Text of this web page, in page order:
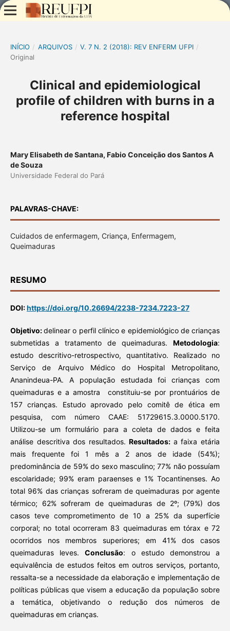
INÍCIO / ARQUIVOS / V. 7 N. 2 (2018): REV ENFERM UFPI /
Original
Clinical and epidemiological
profile of children with burns in a
reference hospital
Mary Elisabeth de Santana, Fabio Conceição dos Santos A
de Souza
Universidade Federal do Pará
PALAVRAS-CHAVE:
Cuidados de enfermagem, Criança, Enfermagem,
Queimaduras
RESUMO
DOI:https://doi.org/10.26694/2238-7234.7223-27
Objetivo:delinear o perfil clínico e epidemiológico de crianças
submetidas a tratamento de queimaduras.Metodologia:
estudo descritivo-retrospectivo, quantitativo. Realizado no
Serviço de Arquivo Médico do Hospital Metropolitano,
Ananindeua-PA. A população estudada foi crianças com
queimaduras e a amostra constituiu-se por prontuários de
157 crianças. Estudo aprovado pelo comitê de ética em
pesquisa, com número CAAE: 51729615.3.0000.5170.
Utilizou-se um formulário para a coleta de dados e feita
análise descritiva dos resultados.Resultados: a faixa etária
mais frequente foi 1 mês a 2 anos de idade (54%);
predominância de 59% do sexo masculino; 77% não possuíam
escolaridade; 99% eram paraenses e 1% Tocantinenses. Ao
total 96% das crianças sofreram de queimaduras por agente
térmico; 62% sofreram de queimaduras de 2º; (79%) dos
casos teve comprometimento de 10 a 25% da superfície
corporal; no total ocorreram 83 queimaduras em tórax e 72
ocorridos nos membros superiores; em 41% dos casos
queimaduras leves.Conclusão: o estudo demonstrou a
equivalência de estudos feitos em outros serviços, portanto,
ressalta-se a necessidade da elaboração e implementação de
políticas públicas que visem a educação da população sobre
a temática, objetivando o redução dos números de
queimaduras em crianças.